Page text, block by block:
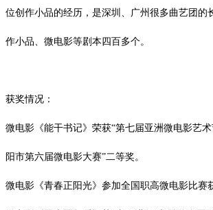
位创作小品的经历，是深圳、广州很多曲艺团的
作小品、微电影等剧本四百多个。
获奖情况：
微电影《能干书记》荣获“第七届亚洲微电影艺
阳市第六届微电影大赛”二等奖。
微电影《青春正阳光》参加全国职高微电影比赛